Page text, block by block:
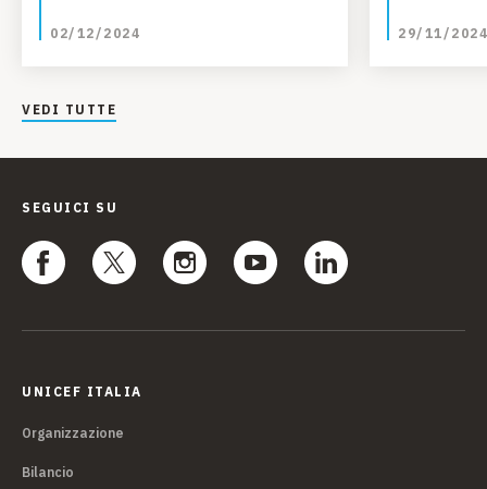
02/12/2024 29/11/2024
VEDI TUTTE
SEGUICI SU
UNICEF ITALIA
Organizzazione
Bilancio